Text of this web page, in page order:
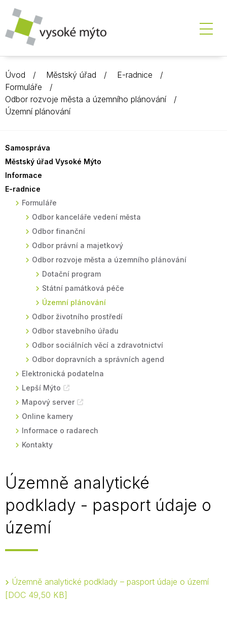
Úvod Městský úřad
E-radnice
Formuláře
Odbor rozvoje města a územního plánování
Územní plánování
Samospráva
Městský úřad Vysoké Mýto
Informace
E-radnice
Formuláře
Odbor kanceláře vedení města
Odbor finanční
Odbor právní a majetkový
Odbor rozvoje města a územního plánování
Dotační program
Státní památková péče
Územní plánování
Odbor životního prostředí
Odbor stavebního úřadu
Odbor sociálních věcí a zdravotnictví
Odbor dopravních a správních agend
Elektronická podatelna
Lepší Mýto
Mapový server
Online kamery
Informace o radarech
Kontakty
Územně analytické
podklady - pasport údaje o
území
Územně analytické podklady – pasport údaje o území
DOC 49,50 KB